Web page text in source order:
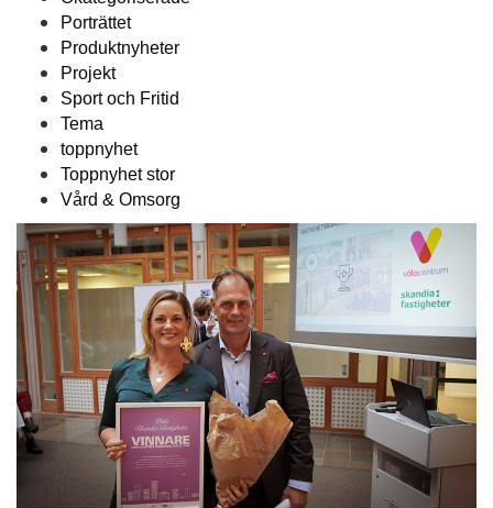
Porträttet
Produktnyheter
Projekt
Sport och Fritid
Tema
toppnyhet
Toppnyhet stor
Vård & Omsorg